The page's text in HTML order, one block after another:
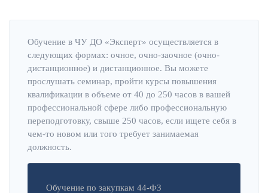
Обучение в ЧУ ДО «Эксперт» осуществляется в
следующих формах: очное, очно-заочное (очно-
дистанционное) и дистанционное. Вы можете
прослушать семинар, пройти курсы повышения
квалификации в объеме от 40 до 250 часов в вашей
профессиональной сфере либо профессиональную
переподготовку, свыше 250 часов, если ищете себя в
чем-то новом или того требует занимаемая
должность.
Обучение по закупкам 44-ФЗ